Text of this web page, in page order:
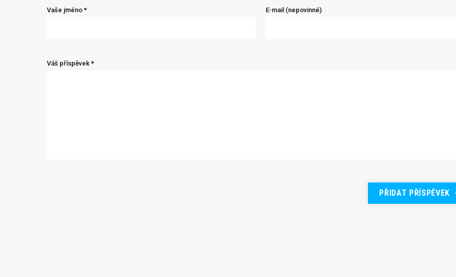
Vaše jméno * E-mail (nepovinné)
Váš příspěvek *
PŘIDAT PŘÍSPĚVEK